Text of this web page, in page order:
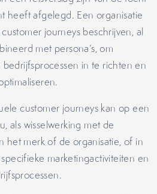
heeft afgelegd. Een organisatie
journeys beschrijven, al
met persona’s, om
in te richten en
customer journeys kan op een
als wisselwerking met de
het merk of de organisatie, of in
marketingactiviteiten en